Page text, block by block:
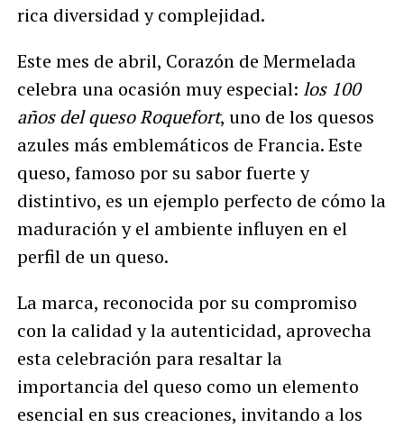
rica diversidad y complejidad.
Este mes de abril, Corazón de Mermelada
celebra una ocasión muy especial: los 100
años del queso Roquefort, uno de los quesos
azules más emblemáticos de Francia. Este
queso, famoso por su sabor fuerte y
distintivo, es un ejemplo perfecto de cómo la
maduración y el ambiente influyen en el
perfil de un queso.
La marca, reconocida por su compromiso
con la calidad y la autenticidad, aprovecha
esta celebración para resaltar la
importancia del queso como un elemento
esencial en sus creaciones, invitando a los